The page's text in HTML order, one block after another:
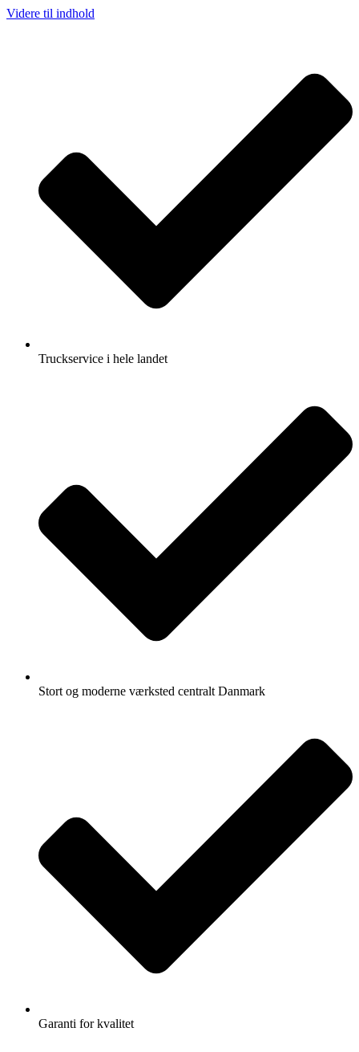
Videre til indhold
Truckservice i hele landet
Stort og moderne værksted centralt Danmark
Garanti for kvalitet